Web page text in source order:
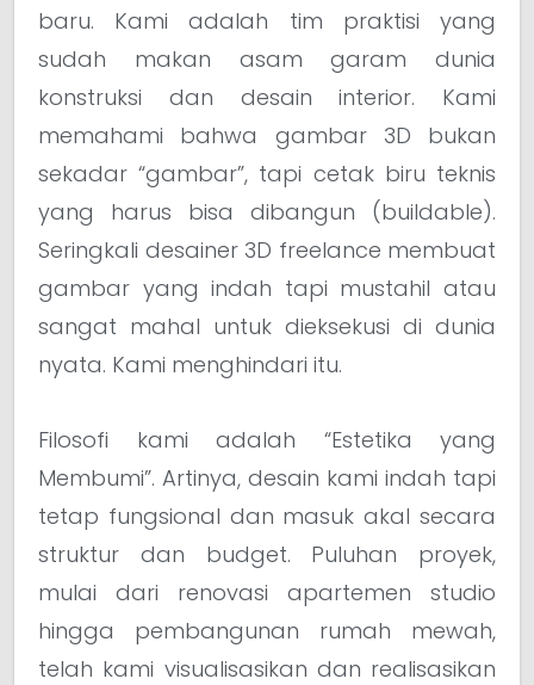
baru. Kami adalah tim praktisi yang
sudah makan asam garam dunia
konstruksi dan desain interior. Kami
memahami bahwa gambar 3D bukan
sekadar “gambar”, tapi cetak biru teknis
yang harus bisa dibangun (buildable).
Seringkali desainer 3D freelance membuat
gambar yang indah tapi mustahil atau
sangat mahal untuk dieksekusi di dunia
nyata. Kami menghindari itu.
Filosofi kami adalah “Estetika yang
Membumi”. Artinya, desain kami indah tapi
tetap fungsional dan masuk akal secara
struktur dan budget. Puluhan proyek,
mulai dari renovasi apartemen studio
hingga pembangunan rumah mewah,
telah kami visualisasikan dan realisasikan